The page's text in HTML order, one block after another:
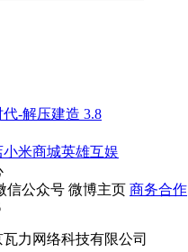
-解压建造 3.8
小米商城英雄互娱
信公众号 微博主页 商务合作
力网络科技有限公司